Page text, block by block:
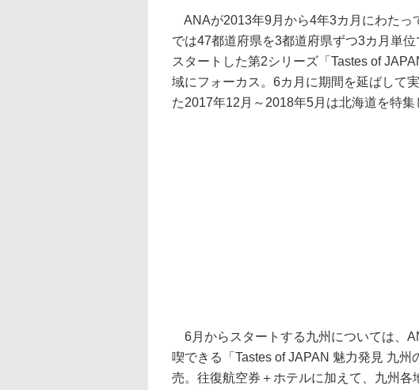
ANAが2013年9月から4年3カ月にわたっ
では47都道府県を3都道府県ずつ3カ月単
スタートした第2シリーズ「Tastes of
域にフォーカス。6カ月に期間を延ばして
た2017年12月～2018年5月は北海道を特集
6月からスタートする九州については、
喫できる「Tastes of JAPAN 魅力発見 九
売。往復航空券＋ホテルに加えて、九州